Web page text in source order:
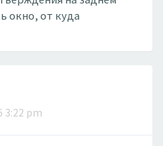
окно, от куда
3:22 pm